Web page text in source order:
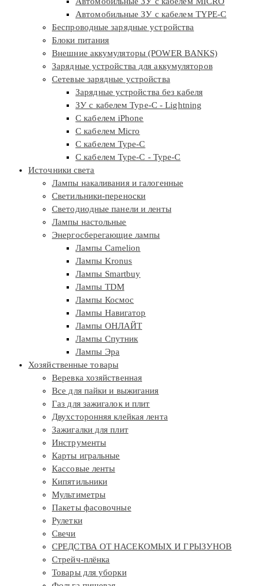
Автомобильные ЗУ с кабелем TYPE-C
Беспроводные зарядные устройства
Блоки питания
Внешние аккумуляторы (POWER BANKS)
Зарядные устройства для аккумуляторов
Сетевые зарядные устройства
Зарядные устройства без кабеля
ЗУ с кабелем Type-C - Lightning
С кабелем iPhone
С кабелем Micro
С кабелем Type-C
С кабелем Type-C - Type-C
Источники света
Лампы накаливания и галогенные
Светильники-переноски
Светодиодные панели и ленты
Лампы настольные
Энергосберегающие лампы
Лампы Camelion
Лампы Kronus
Лампы Smartbuy
Лампы TDM
Лампы Космос
Лампы Навигатор
Лампы ОНЛАЙТ
Лампы Спутник
Лампы Эра
Хозяйственные товары
Веревка хозяйственная
Все для пайки и выжигания
Газ для зажигалок и плит
Двухсторонняя клейкая лента
Зажигалки для плит
Инструменты
Карты игральные
Кассовые ленты
Кипятильники
Мультиметры
Пакеты фасовочные
Рулетки
Свечи
СРЕДСТВА ОТ НАСЕКОМЫХ И ГРЫЗУНОВ
Стрейч-плёнка
Товары для уборки